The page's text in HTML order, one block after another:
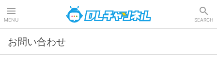
MENU SEARCH
お問い合わせ